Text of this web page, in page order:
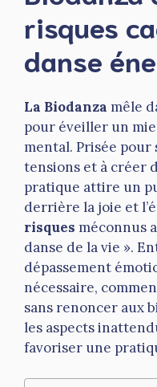
risques
danse
La Biodanza mêle
pour éveiller un
mental. Prisée pour
tensions et à créer
pratique attire un
derrière la joie et
risques méconnus
danse de la vie ».
dépassement
nécessaire,
sans renoncer aux
les aspects
favoriser une